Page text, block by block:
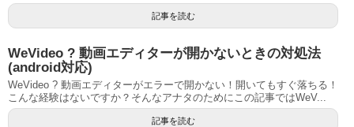
記事を読む
WeVideo ? 動画エディターが開かないときの対処法
(android対応)
WeVideo ? 動画エディターがエラーで開かない！開いてもすぐ落ちる！
こんな経験はないですか？そんなアナタのためにこの記事ではWeV...
記事を読む